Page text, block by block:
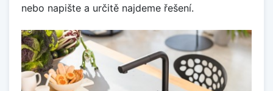
nebo napište a určitě najdeme řešení.